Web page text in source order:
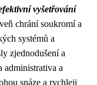
vyšetřování
chrání soukromí a
systémů a
zjednodušení a
administrativa a
snáze a rychleji